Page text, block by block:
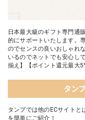
日本最大級のギフト専門通
的にサポートいたします。
のでセンスの良いおしゃれ
いるのでネットでも安心し
揃え】【ポイント還元最大
タン
タンプでは他のECサイト
を簡単にご紹介！